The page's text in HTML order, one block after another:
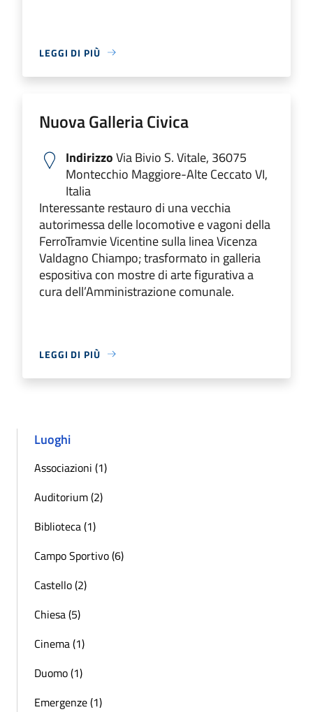
LEGGI DI PIÙ
Nuova Galleria Civica
IndirizzoVia Bivio S. Vitale, 36075
Montecchio Maggiore-Alte Ceccato VI,
Italia
Interessante restauro di una vecchia
autorimessa delle locomotive e vagoni della
FerroTramvie Vicentine sulla linea Vicenza
Valdagno Chiampo; trasformato in galleria
espositiva con mostre di arte figurativa a
cura dell’Amministrazione comunale.
LEGGI DI PIÙ
Luoghi
Associazioni (1)
Auditorium (2)
Biblioteca (1)
Campo Sportivo (6)
Castello (2)
Chiesa (5)
Cinema (1)
Duomo (1)
Emergenze (1)